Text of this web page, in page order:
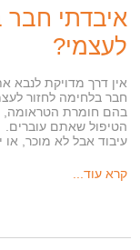
איבדתי
לעצמי?
אין דרך מדויקת לנבא
חבר בלחימה לחזור
בהם חומרת הטראומה,
הטיפול שאתם עוברים.
עיבוד אבל לא מוכר, או
קרא עוד...